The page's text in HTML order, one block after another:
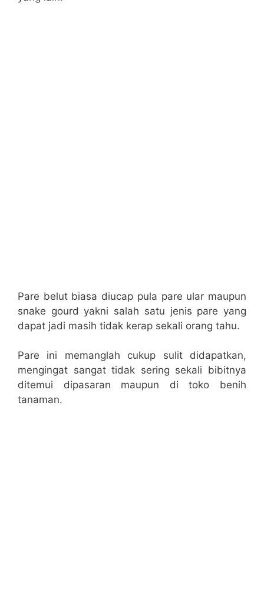
Pare belut biasa diucap pula pare ular maupun
snake gourd yakni salah satu jenis pare yang
dapat jadi masih tidak kerap sekali orang tahu.
Pare ini memanglah cukup sulit didapatkan,
mengingat sangat tidak sering sekali bibitnya
ditemui dipasaran maupun di toko benih
tanaman.